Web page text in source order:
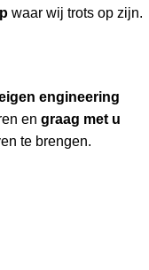
waar wij trots op zijn.
engineering
en graag met u
te brengen.